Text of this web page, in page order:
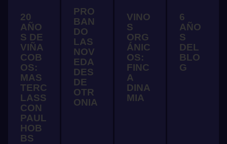
20
AÑO
S DE
VIÑA
COB
OS:
MAS
TERC
LASS
CON
PAUL
HOB
BS
PRO
BAN
DO
LAS
NOV
EDA
DES
DE
OTR
ONIA
VINO
S
ORG
ÁNIC
OS:
FINC
A
DINA
MIA
6
AÑO
S
DEL
BLO
G